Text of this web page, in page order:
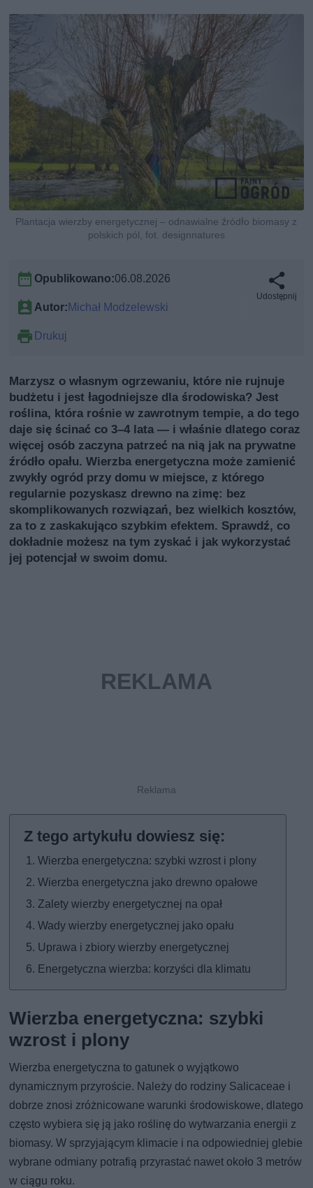
Plantacja wierzby energetycznej – odnawialne źródło biomasy z
polskich pól, fot. designnatures
Opublikowano:06.08.2026
Autor:Michał Modzelewski
Drukuj
Udostępnij
Marzysz o własnym ogrzewaniu, które nie rujnuje
budżetu i jest łagodniejsze dla środowiska? Jest
roślina, która rośnie w zawrotnym tempie, a do tego
daje się ścinać co 3–4 lata — i właśnie dlatego coraz
więcej osób zaczyna patrzeć na nią jak na prywatne
źródło opału. Wierzba energetyczna może zamienić
zwykły ogród przy domu w miejsce, z którego
regularnie pozyskasz drewno na zimę: bez
skomplikowanych rozwiązań, bez wielkich kosztów,
za to z zaskakująco szybkim efektem. Sprawdź, co
dokładnie możesz na tym zyskać i jak wykorzystać
jej potencjał w swoim domu.
Wierzba energetyczna: szybki wzrost i plony
Wierzba energetyczna jako drewno opałowe
Zalety wierzby energetycznej na opał
Wady wierzby energetycznej jako opału
Uprawa i zbiory wierzby energetycznej
Energetyczna wierzba: korzyści dla klimatu
Wierzba energetyczna: szybki
wzrost i plony
Wierzba energetyczna to gatunek o wyjątkowo
dynamicznym przyroście. Należy do rodziny Salicaceae i
dobrze znosi zróżnicowane warunki środowiskowe, dlatego
często wybiera się ją jako roślinę do wytwarzania energii z
biomasy. W sprzyjającym klimacie i na odpowiedniej glebie
wybrane odmiany potrafią przyrastać nawet około 3 metrów
w ciągu roku.